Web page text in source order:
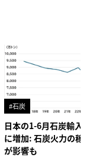
#石炭
日本の1-6月石炭輸入、4年
に増加: 石炭火力の稼働制
が影響も